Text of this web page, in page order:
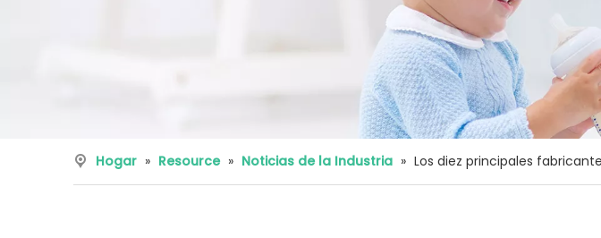
Hogar » Resource » Noticias de la Industria » Los diez principales